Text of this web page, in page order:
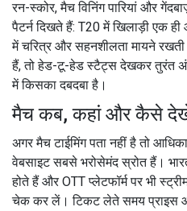
रन-स्कोर, मैच विनिंग पारियां और
पैटर्न दिखते हैं: T20 में खिलाड़ी एक
में चरित्र और सहनशीलता मायने
हैं, तो हेड-टू-हेड स्टैट्स देखकर तुरंत
में किसका दबदबा है।
मैच कब, कहां और कैसे
अगर मैच टाईमिंग पता नहीं है तो
वेबसाइट सबसे भरोसेमंद स्रोत हैं।
होते हैं और OTT प्लेटफॉर्म पर भी
चेक कर लें। टिकट लेते समय प्राइस